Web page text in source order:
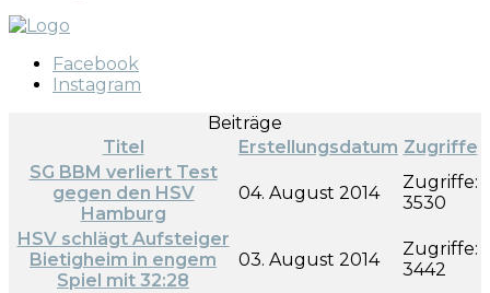
Facebook
Instagram
Beiträge
Titel
Erstellungsdatum Zugriffe
SG BBM verliert Test
gegen den HSV
Hamburg
04. August 2014
Zugriffe:
3530
HSV schlägt Aufsteiger
Bietigheim in engem
Spiel mit 32:28
03. August 2014
Zugriffe:
3442